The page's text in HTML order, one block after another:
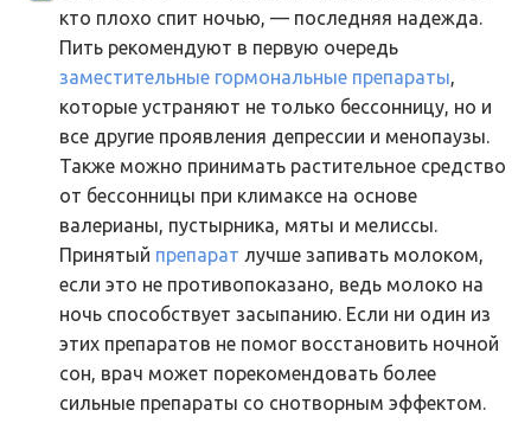
кто плохо спит ночью, — последняя надежда.
Пить рекомендуют в первую очередь
заместительные гормональные препараты,
которые устраняют не только бессонницу, но и
все другие проявления депрессии и менопаузы.
Также можно принимать растительное средство
от бессонницы при климаксе на основе
валерианы, пустырника, мяты и мелиссы.
Принятый препарат лучше запивать молоком,
если это не противопоказано, ведь молоко на
ночь способствует засыпанию. Если ни один из
этих препаратов не помог восстановить ночной
сон, врач может порекомендовать более
сильные препараты со снотворным эффектом.